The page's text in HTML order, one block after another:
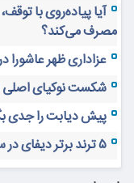
آیا پیاده‌روی با
مصرف می‌کند؟
عزاداری ظهر عاشورا
شکست نوکیای اصلی
پیش دیابت را جدی
۵ ترند برتر دیفای در سال ۲۰۲۵ که نباید از دست بدهید